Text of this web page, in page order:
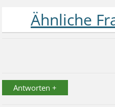
Antworten +